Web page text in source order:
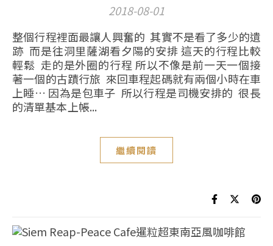
2018-08-01
整個行程裡面最讓人興奮的 其實不是看了多少的遺
跡 而是往洞里薩湖看夕陽的安排 這天的行程比較
輕鬆 走的是外圈的行程 所以不像是前一天一個接
著一個的古蹟行旅 來回車程起碼就有兩個小時在車
上睡… 因為是包車子 所以行程是司機安排的 很長
的清單基本上帳...
繼續閱讀